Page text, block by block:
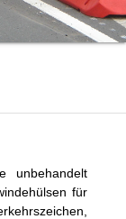
unbehandelt
für